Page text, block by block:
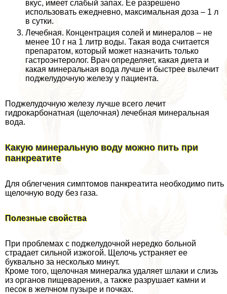
вкус, имеет слабый запах. Ее разрешено
использовать ежедневно, максимальная доза – 1 л
в сутки.
Лечебная. Концентрация солей и минералов – не
менее 10 г на 1 литр воды. Такая вода считается
препаратом, который может назначить только
гастроэнтеролог. Врач определяет, какая диета и
какая минеральная вода лучше и быстрее вылечит
поджелудочную железу у пациента.
Поджелудочную железу лучше всего лечит
гидрокарбонатная (щелочная) лечебная минеральная
вода.
Какую минеральную воду можно пить при
панкреатите
Для облегчения симптомов панкреатита необходимо пить
щелочную воду без газа.
Полезные свойства
При проблемах с поджелудочной нередко больной
страдает сильной изжогой. Щелочь устраняет ее
буквально за несколько минут.
Кроме того, щелочная минералка удаляет шлаки и слизь
из органов пищеварения, а также разрушает камни и
песок в желчном пузыре и почках.